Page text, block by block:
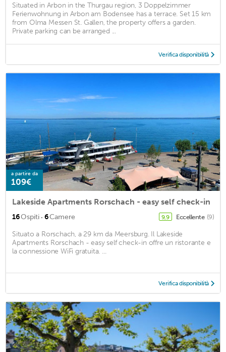
Situated in Arbon in the Thurgau region, 3 Doppelzimmer
Ferienwohnung in Arbon am Bodensee has a terrace. Set 15 km
from Olma Messen St. Gallen, the property offers a garden.
Private parking can be arranged ...
Verifica disponibilità
a partire da
109€
Lakeside Apartments Rorschach - easy self check-in
16Ospiti · 6Camere 9,9 Eccellente (9)
Situato a Rorschach, a 29 km da Meersburg. Il Lakeside
Apartments Rorschach - easy self check-in offre un ristorante e
la connessione WiFi gratuita. ...
Verifica disponibilità